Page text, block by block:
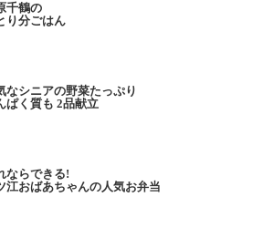
千鶴の
り分ごはん
なシニアの野菜たっぷり
ぱく質も 2品献立
ならできる!
江おばあちゃんの人気お弁当